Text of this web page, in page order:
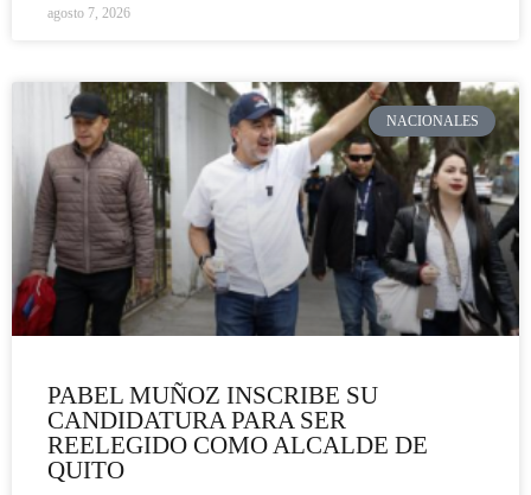
agosto 7, 2026
NACIONALES
PABEL MUÑOZ INSCRIBE SU
CANDIDATURA PARA SER
REELEGIDO COMO ALCALDE DE
QUITO